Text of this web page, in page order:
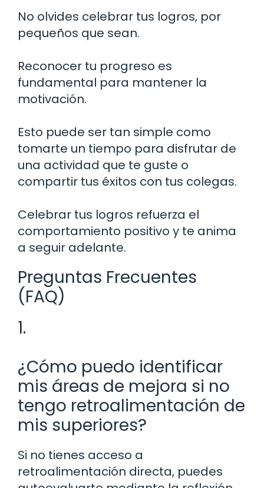
No olvides celebrar tus logros, por
pequeños que sean.
Reconocer tu progreso es
fundamental para mantener la
motivación.
Esto puede ser tan simple como
tomarte un tiempo para disfrutar de
una actividad que te guste o
compartir tus éxitos con tus colegas.
Celebrar tus logros refuerza el
comportamiento positivo y te anima
a seguir adelante.
Preguntas Frecuentes
(FAQ)
1.
¿Cómo puedo identificar
mis áreas de mejora si no
tengo retroalimentación de
mis superiores?
Si no tienes acceso a
retroalimentación directa, puedes